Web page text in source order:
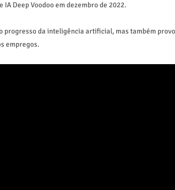
IA Deep Voodoo em dezembro de 2022.
progresso da inteligência artificial, mas também
empregos.